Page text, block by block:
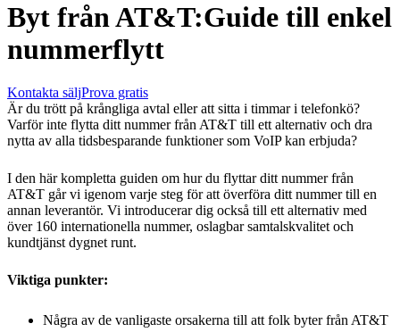
Byt från AT&T:Guide till enkel
nummerflytt
Kontakta säljProva gratis
Är du trött på krångliga avtal eller att sitta i timmar i telefonkö?
Varför inte flytta ditt nummer från AT&T till ett alternativ och dra
nytta av alla tidsbesparande funktioner som VoIP kan erbjuda?
I den här kompletta guiden om hur du flyttar ditt nummer från
AT&T går vi igenom varje steg för att överföra ditt nummer till en
annan leverantör. Vi introducerar dig också till ett alternativ med
över 160 internationella nummer, oslagbar samtalskvalitet och
kundtjänst dygnet runt.
Viktiga punkter:
Några av de vanligaste orsakerna till att folk byter från AT&T